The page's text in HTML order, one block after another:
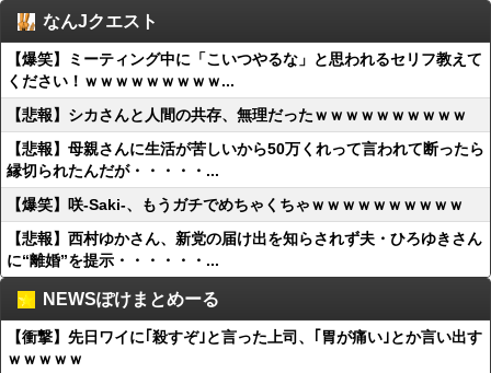
なんJクエスト
【爆笑】ミーティング中に「こいつやるな」と思われるセリフ教えて
ください！ｗｗｗｗｗｗｗｗｗ...
【悲報】シカさんと人間の共存、無理だったｗｗｗｗｗｗｗｗｗｗ
【悲報】母親さんに生活が苦しいから50万くれって言われて断ったら
縁切られたんだが・・・・・...
【爆笑】咲-Saki-、もうガチでめちゃくちゃｗｗｗｗｗｗｗｗｗｗ
【悲報】西村ゆかさん、新党の届け出を知らされず夫・ひろゆきさん
に“離婚”を提示・・・・・・...
NEWSぽけまとめーる
【衝撃】先日ワイに｢殺すぞ｣と言った上司、｢胃が痛い｣とか言い出す
ｗｗｗｗｗ